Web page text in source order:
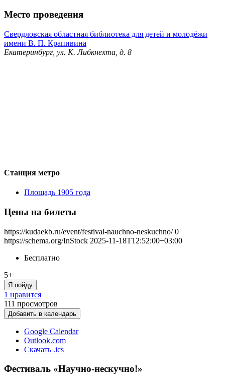
Место проведения
Свердловская областная библиотека для детей и молодёжи
имени В. П. Крапивина
Екатеринбург, ул. К. Либкнехта, д. 8
Станция метро
Площадь 1905 года
Цены на билеты
https://kudaekb.ru/event/festival-nauchno-neskuchno/ 0
https://schema.org/InStock 2025-11-18T12:52:00+03:00
Бесплатно
5+
Я пойду
1 нравится
111 просмотров
Добавить в календарь
Google Calendar
Outlook.com
Скачать .ics
Фестиваль «Научно-нескучно!»